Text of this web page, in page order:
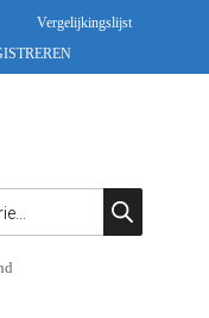
Vergelijkingslijst